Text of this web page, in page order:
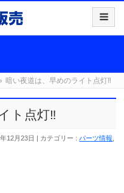
暗い夜道は、早めのライト点灯‼️
ト点灯‼️
12月23日 カテゴリー : パーツ情報